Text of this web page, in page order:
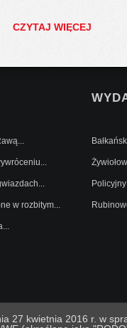
CZYTAJ WIĘCEJ
w rozbitym...
27 kwietnia 2016 r. w